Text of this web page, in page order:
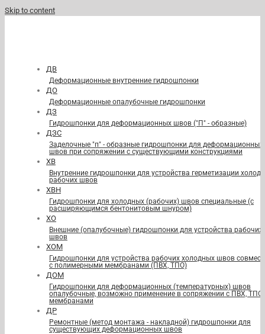
Skip to content
ДВ
Деформационные внутренние гидрошпонки
ДО
Деформационные опалубочные гидрошпонки
ДЗ
Гидрошпонки для деформационных швов ("П" - образные)
ДЗС
Заделочные "п" - образные гидрошпонки для деформационных
швов при сопряжении с существующими конструкциями
ХВ
Внутренние гидрошпонки для устройства герметизации
рабочих швов
ХВН
Гидрошпонки для холодных (рабочих) швов специальные (с
расширяющимся бентонитовым шнуром)
ХО
Внешние (опалубочные) гидрошпонки для устройства рабочих
швов
ХОМ
Гидрошпонки для устройства рабочих холодных швов
с полимерными мембранами (ПВХ, ТПО)
ДОМ
Гидрошпонки для деформационных (температурных) швов
опалубочные, возможно применение в сопряжении с ПВХ, ТПО
мембранами
ДР
Ремонтные (метод монтажа - накладной) гидрошпонки для
существующих деформационных швов